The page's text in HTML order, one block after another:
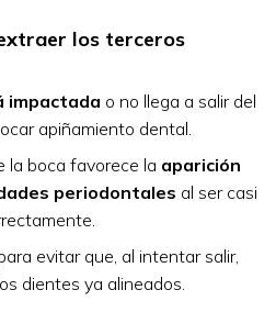
los terceros
impactada o no llega a salir del
apiñamiento dental.
la boca favorece la aparición
periodontales al ser casi
evitar que, al intentar salir,
dientes ya alineados.